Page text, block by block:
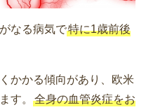
なる病気で特に1歳前後
かかる傾向があり、欧米
す。
全身の血管炎症をお